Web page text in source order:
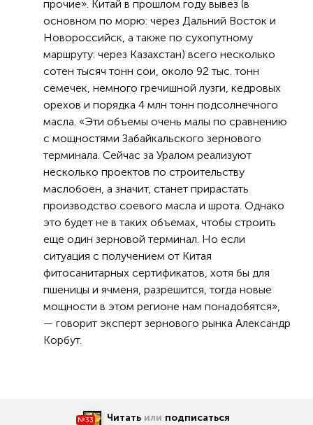
прочие». Китай в прошлом году вывез (в
основном по морю: через Дальний Восток и
Новороссийск, а также по сухопутному
маршруту: через Казахстан) всего несколько
сотен тысяч тонн сои, около 92 тыс. тонн
семечек, немного гречишной лузги, кедровых
орехов и порядка 4 млн тонн подсолнечного
масла. «Эти объемы очень малы по сравнению
с мощностями Забайкальского зернового
терминала. Сейчас за Уралом реализуют
несколько проектов по строительству
маслобоен, а значит, станет прирастать
производство соевого масла и шрота. Однако
это будет не в таких объемах, чтобы строить
еще один зерновой терминал. Но если
ситуация с получением от Китая
фитосанитарных сертификатов, хотя бы для
пшеницы и ячменя, разрешится, тогда новые
мощности в этом регионе нам понадобятся»,
— говорит эксперт зернового рынка Александр
Корбут.
№33 Читать или подписаться